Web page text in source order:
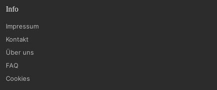
Info
Impressum
Kontakt
Über uns
FAQ
Cookies